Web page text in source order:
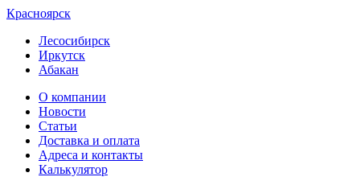
Красноярск
Лесосибирск
Иркутск
Абакан
О компании
Новости
Статьи
Доставка и оплата
Адреса и контакты
Калькулятор